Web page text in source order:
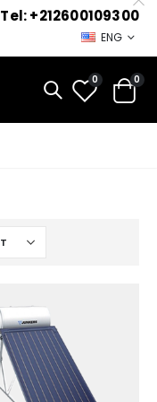
Tel: +212600109300
ENG
0 0